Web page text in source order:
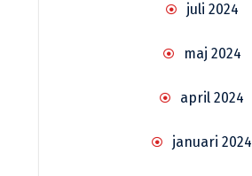
juli 2024
maj 2024
april 2024
januari 2024